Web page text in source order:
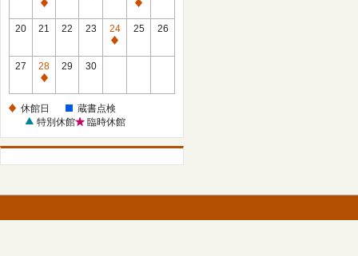
日
休
館
休
館
20 21 22 23
24
休
25 26
27
28
休
日
29 30
休館日
蔵書点検
特別休館
臨時休館